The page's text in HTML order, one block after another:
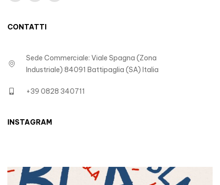
CONTATTI
Sede Commerciale: Viale Spagna (Zona
Industriale) 84091 Battipaglia (SA) Italia
+39 0828 340711
INSTAGRAM